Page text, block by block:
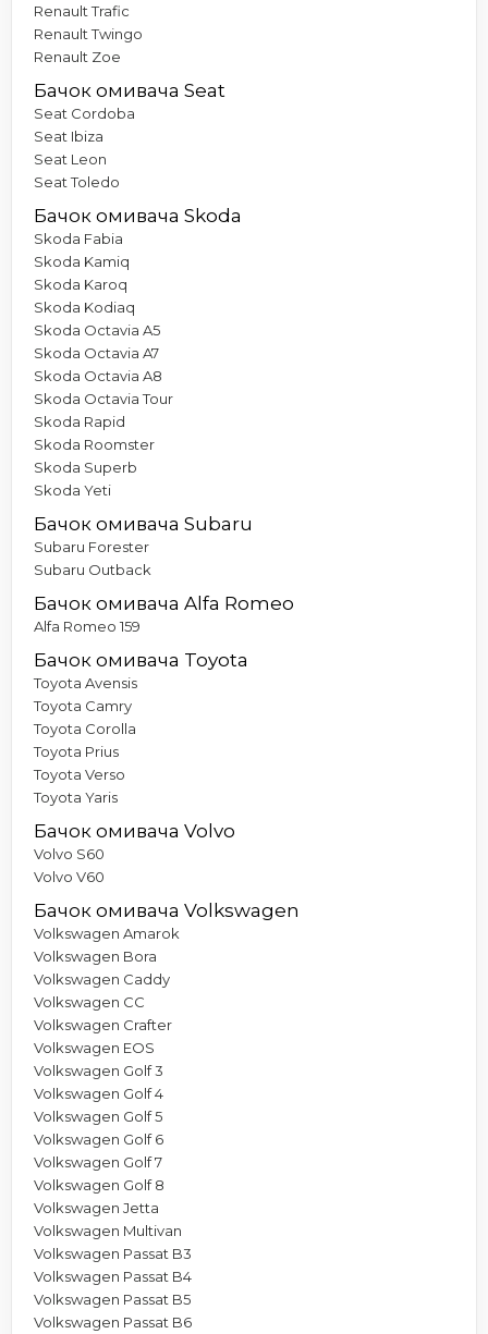
Renault Trafic
Renault Twingo
Renault Zoe
Бачок омивача Seat
Seat Cordoba
Seat Ibiza
Seat Leon
Seat Toledo
Бачок омивача Skoda
Skoda Fabia
Skoda Kamiq
Skoda Karoq
Skoda Kodiaq
Skoda Octavia A5
Skoda Octavia A7
Skoda Octavia A8
Skoda Octavia Tour
Skoda Rapid
Skoda Roomster
Skoda Superb
Skoda Yeti
Бачок омивача Subaru
Subaru Forester
Subaru Outback
Бачок омивача Alfa Romeo
Alfa Romeo 159
Бачок омивача Toyota
Toyota Avensis
Toyota Camry
Toyota Corolla
Toyota Prius
Toyota Verso
Toyota Yaris
Бачок омивача Volvo
Volvo S60
Volvo V60
Бачок омивача Volkswagen
Volkswagen Amarok
Volkswagen Bora
Volkswagen Caddy
Volkswagen CC
Volkswagen Crafter
Volkswagen EOS
Volkswagen Golf 3
Volkswagen Golf 4
Volkswagen Golf 5
Volkswagen Golf 6
Volkswagen Golf 7
Volkswagen Golf 8
Volkswagen Jetta
Volkswagen Multivan
Volkswagen Passat B3
Volkswagen Passat B4
Volkswagen Passat B5
Volkswagen Passat B6